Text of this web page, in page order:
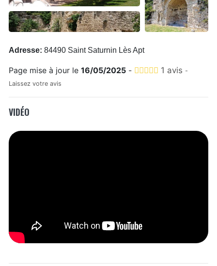
Adresse: 84490 Saint Saturnin Lès Apt
Page mise à jour le 16/05/2025- 1 avis -
Laissez votre avis
VIDÉO